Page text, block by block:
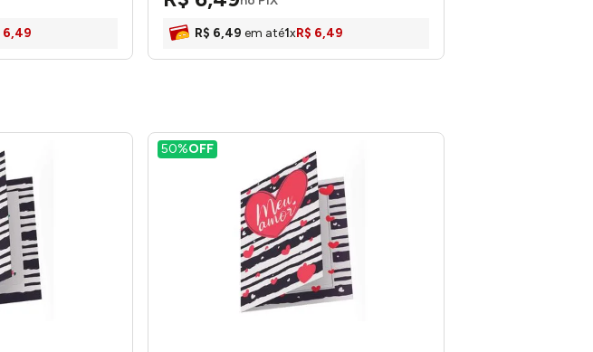
6,49 R$ 6,49 em até1xR$ 6,49
50%OFF